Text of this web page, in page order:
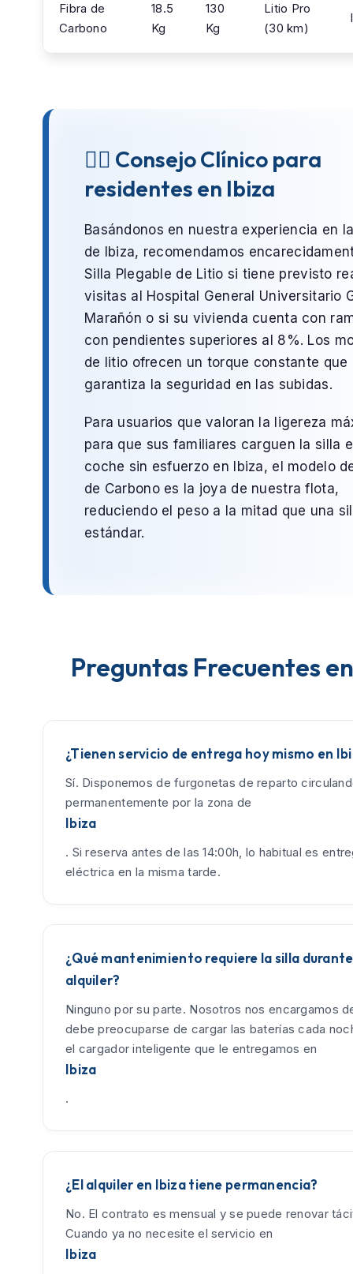
Fibra de
Carbono
18.5
Kg
130
Kg
Litio Pro
(30 km)
👨‍⚕️ Consejo Clínico para
residentes en Ibiza
Basándonos en nuestra experiencia en
de Ibiza, recomendamos
Silla Plegable de Litio si tiene previsto
visitas al Hospital General Universitario
Marañón o si su vivienda cuenta con
con pendientes superiores al 8%. Los
de litio ofrecen un torque constante que
garantiza la seguridad en las subidas.
Para usuarios que valoran la ligereza
para que sus familiares carguen la silla
coche sin esfuerzo en Ibiza, el modelo
de Carbonoes la joya de nuestra flota,
reduciendo el peso a la mitad que una
estándar.
Preguntas Frecuentes
¿Tienen servicio de entrega hoy mismo en
Sí. Disponemos de furgonetas de reparto
permanentemente por la zona de
Ibiza
. Si reserva antes de las 14:00h, lo habitual es
eléctrica en la misma tarde.
¿Qué mantenimiento requiere la silla
alquiler?
Ninguno por su parte. Nosotros nos encargamos
debe preocuparse de cargar las baterías cada
el cargador inteligente que le entregamos en
Ibiza
.
¿El alquiler en Ibiza tiene permanencia?
No. El contrato es mensual y se puede renovar
Cuando ya no necesite el servicio en
Ibiza